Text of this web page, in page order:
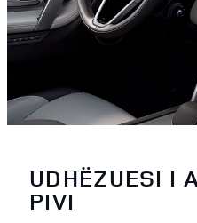
UDHËZUESI I
PIVI